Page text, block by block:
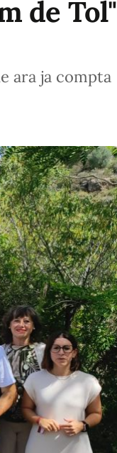
de Tol"
ara ja compta